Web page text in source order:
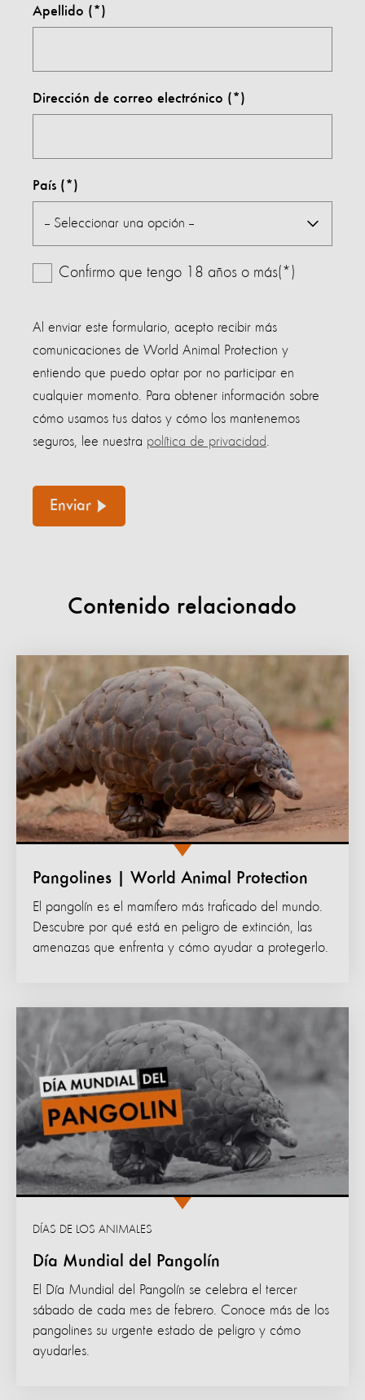
Apellido
Dirección de correo electrónico
País
Confirmo que tengo 18 años o más(*)
Al enviar este formulario, acepto recibir más
comunicaciones de World Animal Protection y
entiendo que puedo optar por no participar en
cualquier momento. Para obtener información sobre
cómo usamos tus datos y cómo los mantenemos
seguros, lee nuestra política de privacidad.
Enviar
Contenido relacionado
Pangolines | World Animal Protection
El pangolín es el mamífero más traficado del mundo.
Descubre por qué está en peligro de extinción, las
amenazas que enfrenta y cómo ayudar a protegerlo.
Día Mundial del Pangolín
DÍAS DE LOS ANIMALES
El Día Mundial del Pangolín se celebra el tercer
sábado de cada mes de febrero. Conoce más de los
pangolines su urgente estado de peligro y cómo
ayudarles.